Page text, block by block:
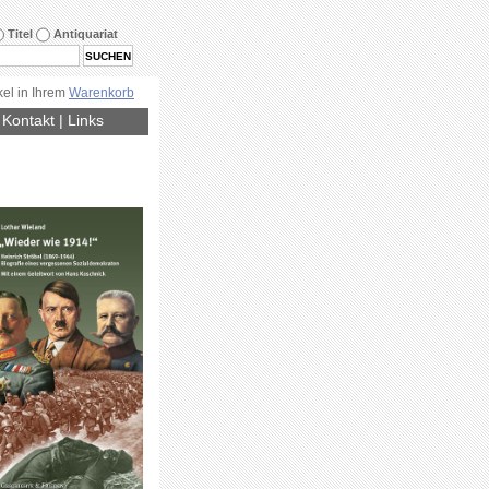
Titel Antiquariat
in Ihrem Warenkorb
Kontakt| Links